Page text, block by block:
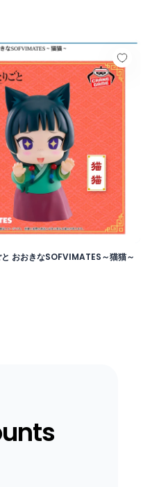
タ～元気いっぱいver.
ごと おおきなSOFVIMATES～猫
おおきなSOFVIMATES～猫猫～